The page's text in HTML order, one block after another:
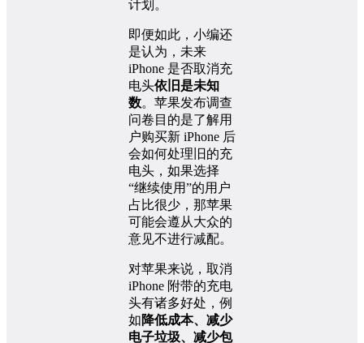
计划。
即便如此，小编还
是认为，未来
iPhone 是否取消充
电头依旧是未知
数。苹果发布调查
问卷目的是了解用
户购买新 iPhone 后
会如何处理旧的充
电头，如果选择
“继续使用”的用户
占比很少，那苹果
可能会遵从大众的
意见不进行减配。
对苹果来说，取消
iPhone 附带的充电
头有诸多好处，例
如降低成本、减少
电子垃圾、减少包